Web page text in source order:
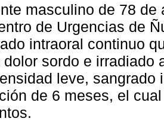
masculino de 78
de Urgencias de
intraoral continuo
dolor sordo e irradiado
leve, sangrado
de 6 meses, el